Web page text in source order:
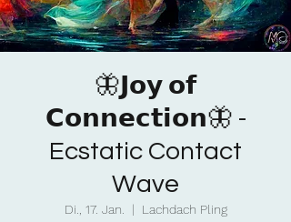
🦋𝗝𝗼𝘆 𝗼𝗳
𝗖𝗼𝗻𝗻𝗲𝗰𝘁𝗶𝗼𝗻🦋 -
Ecstatic Contact
Wave
Di., 17. Jan.
  |
Lachdach Pling